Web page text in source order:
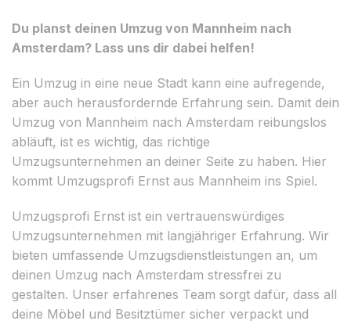
Du planst deinen Umzug von Mannheim nach
Amsterdam? Lass uns dir dabei helfen!
Ein Umzug in eine neue Stadt kann eine aufregende,
aber auch herausfordernde Erfahrung sein. Damit dein
Umzug von Mannheim nach Amsterdam reibungslos
abläuft, ist es wichtig, das richtige
Umzugsunternehmen an deiner Seite zu haben. Hier
kommt Umzugsprofi Ernst aus Mannheim ins Spiel.
Umzugsprofi Ernst ist ein vertrauenswürdiges
Umzugsunternehmen mit langjähriger Erfahrung. Wir
bieten umfassende Umzugsdienstleistungen an, um
deinen Umzug nach Amsterdam stressfrei zu
gestalten. Unser erfahrenes Team sorgt dafür, dass all
deine Möbel und Besitztümer sicher verpackt und